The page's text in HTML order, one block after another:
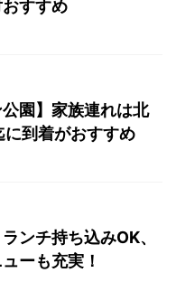
すすめ
公園】家族連れは北
到着がおすすめ
ンチ持ち込みOK、
ーも充実！